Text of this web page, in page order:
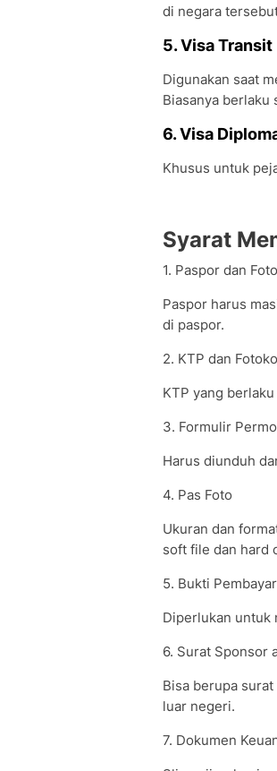
di negara
5. Visa Transit
Digunakan saat
Biasanya berlaku
6. Visa
Khusus untuk
Syarat
1. Paspor dan
Paspor harus
di paspor.
2. KTP dan
KTP yang
3. Formulir
Harus diunduh
4. Pas Foto
Ukuran dan
soft file dan hard
5. Bukti
Diperlukan untuk
6. Surat Sponsor
Bisa berupa
luar negeri.
7. Dokumen